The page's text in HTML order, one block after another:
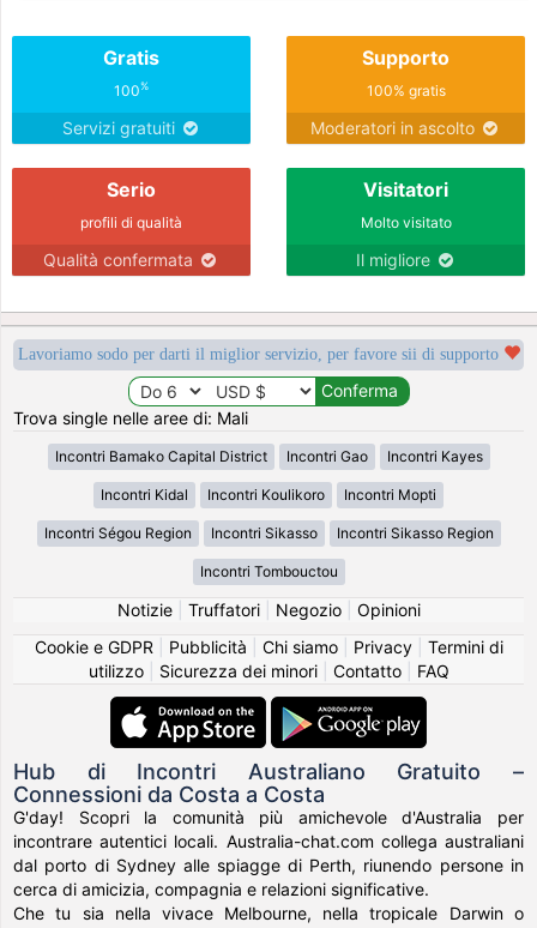
Gratis
100%
Servizi gratuiti
Supporto
100% gratis
Moderatori in ascolto
Serio
profili di qualità
Qualità confermata
Visitatori
Molto visitato
Il migliore
Lavoriamo sodo per darti il miglior servizio, per favore sii di supporto
Trova single nelle aree di: Mali
Incontri Bamako Capital District Incontri Gao Incontri Kayes
Incontri Kidal Incontri Koulikoro Incontri Mopti
Incontri Ségou Region Incontri Sikasso Incontri Sikasso Region
Incontri Tombouctou
Notizie| Truffatori| Negozio| Opinioni
Cookie e GDPR
Pubblicità Chi siamo| Privacy| Termini di
utilizzo| Sicurezza dei minori| Contatto| FAQ
Hub di Incontri Australiano Gratuito –
Connessioni da Costa a Costa
G'day! Scopri la comunità più amichevole d'Australia per
incontrare autentici locali. Australia-chat.com collega australiani
dal porto di Sydney alle spiagge di Perth, riunendo persone in
cerca di amicizia, compagnia e relazioni significative.
Che tu sia nella vivace Melbourne, nella tropicale Darwin o